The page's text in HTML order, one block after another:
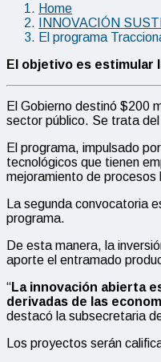
Home
INNOVACIÓN
El programa
El objetivo es estimular
El Gobierno destinó $200
sector público. Se trata del
El programa, impulsado
tecnológicos que tienen
mejoramiento de
La segunda convocatoria
programa.
De esta manera, la
aporte el entramado
“La innovación abierta
derivadas de las
destacó la subsecretaria
Los proyectos serán